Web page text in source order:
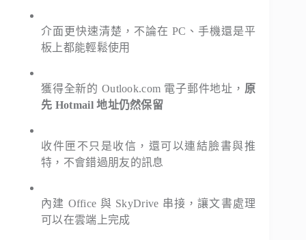
介面更快速清楚，不論在 PC、手機還是平
板上都能輕鬆使用
獲得全新的 Outlook.com 電子郵件地址， 原
先 Hotmail 地址仍然保留
收件匣不只是收信，還可以連結臉書與推
特，不會錯過朋友的訊息
內建 Office 與 SkyDrive 串接，讓文書處理
可以在雲端上完成